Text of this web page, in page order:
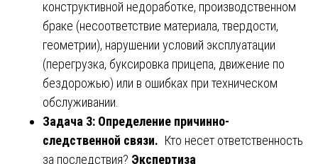
конструктивной недоработке, производственном
браке (несоответствие материала, твердости,
геометрии), нарушении условий эксплуатации
(перегрузка, буксировка прицепа, движение по
бездорожью) или в ошибках при техническом
обслуживании.
Задача 3: Определение причинно-
следственной связи. Кто несет ответственность
за последствия? Экспертиза